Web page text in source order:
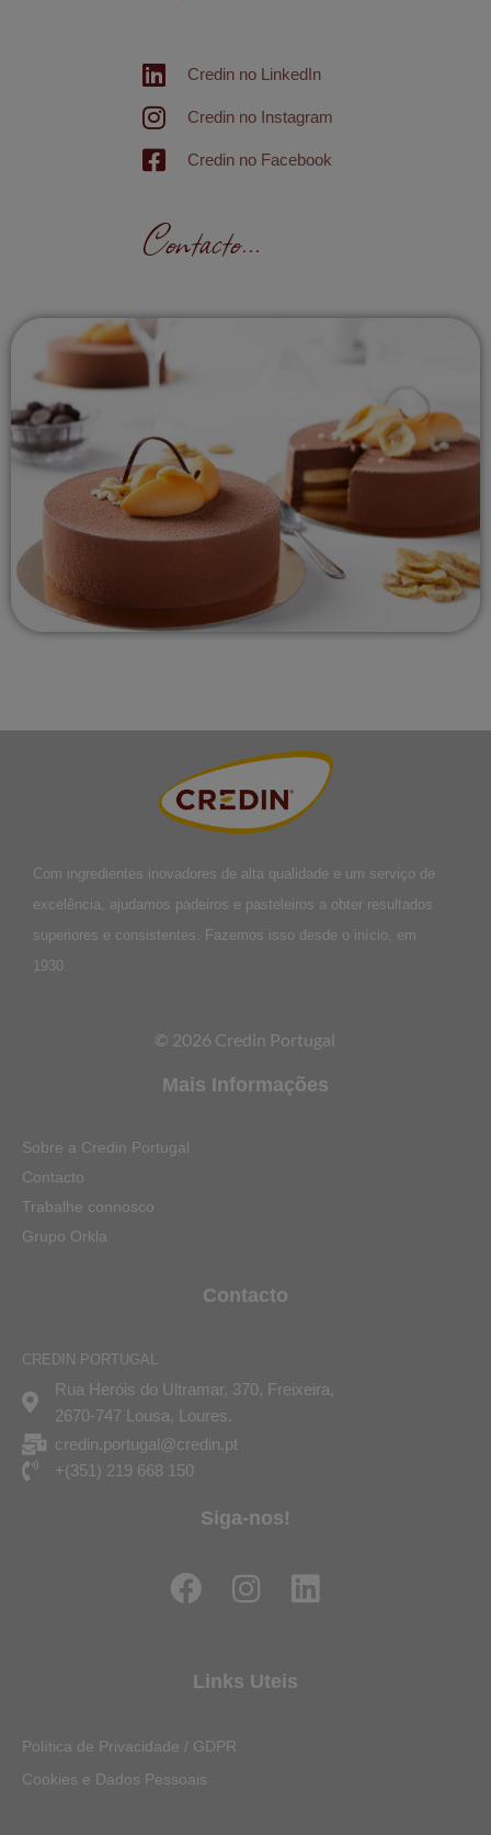
Credin no LinkedIn
Credin no Instagram
Credin no Facebook
Contacto...
Com ingredientes inovadores de alta qualidade e um serviço de
excelência, ajudamos padeiros e pasteleiros a obter resultados
superiores e consistentes. Fazemos isso desde o início, em
1930.
© 2026 Credin Portugal
Mais Informações
Sobre a Credin Portugal
Contacto
Trabalhe connosco
Grupo Orkla
Contacto
CREDIN PORTUGAL
Rua Heróis do Ultramar, 370, Freixeira,
2670-747 Lousa, Loures.
credin.portugal@credin.pt
+(351) 219 668 150
Siga-nos!
F
a
e
o
o
I
n
t
L
i
Links Uteis
Política de Privacidade / GDPR
Cookies e Dados Pessoais